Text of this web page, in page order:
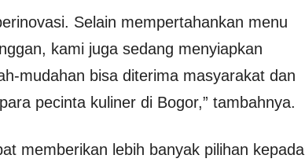
Selain mempertahankan menu
kami juga sedang menyiapkan
mudahan bisa diterima masyarakat dan
pecinta kuliner di Bogor,” tambahnya.
memberikan lebih banyak pilihan kepada